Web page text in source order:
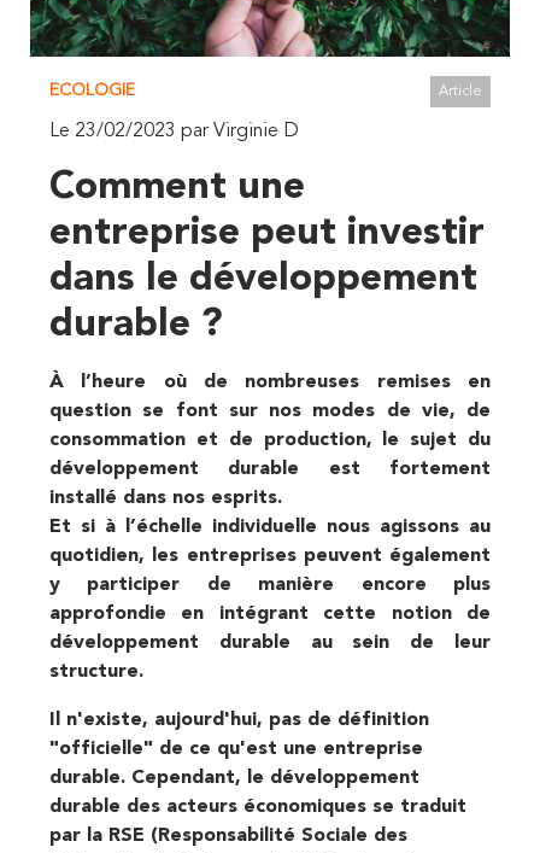
ECOLOGIE Article
Le 23/02/2023 par Virginie D
Comment une
entreprise peut investir
dans le développement
durable ?
À l’heure où de nombreuses remises en
question se font sur nos modes de vie, de
consommation et de production, le sujet du
développement durable est fortement
installé dans nos esprits.
Et si à l’échelle individuelle nous agissons au
quotidien, les entreprises peuvent également
y participer de manière encore plus
approfondie en intégrant cette notion de
développement durable au sein de leur
structure.
Il n'existe, aujourd'hui, pas de définition
"officielle" de ce qu'est une entreprise
durable. Cependant, le développement
durable des acteurs économiques se traduit
par la RSE (Responsabilité Sociale des